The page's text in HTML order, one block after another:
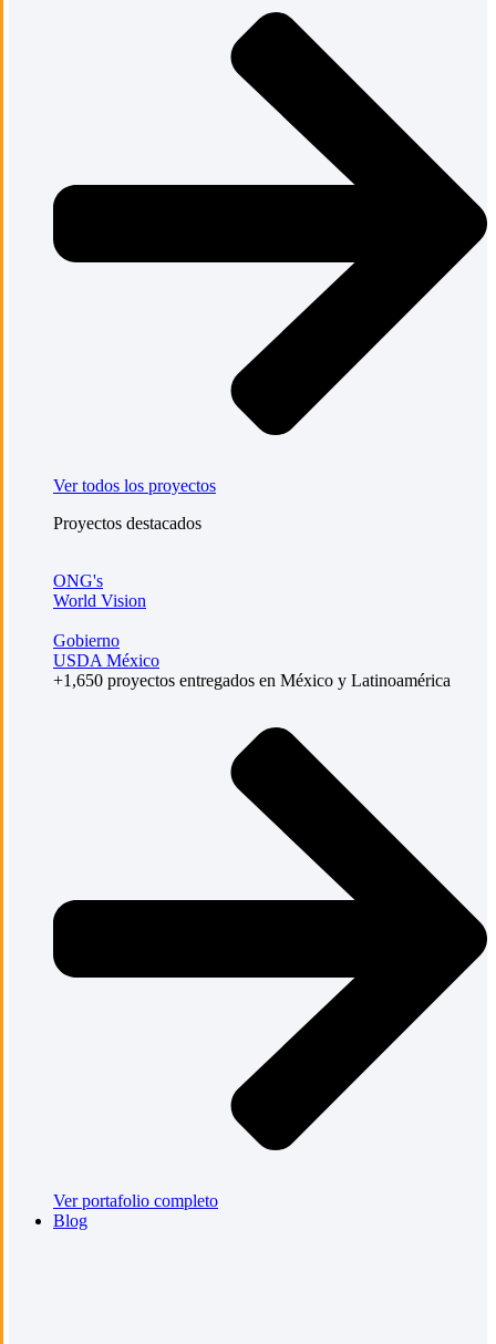
Ver todos los proyectos
Proyectos destacados
ONG's
World Vision
Gobierno
USDA México
+1,650 proyectos entregados en México y Latinoamérica
Ver portafolio completo
Blog